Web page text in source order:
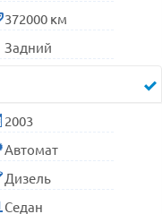
372000 км
Задний
2003
Автомат
Дизель
Седан